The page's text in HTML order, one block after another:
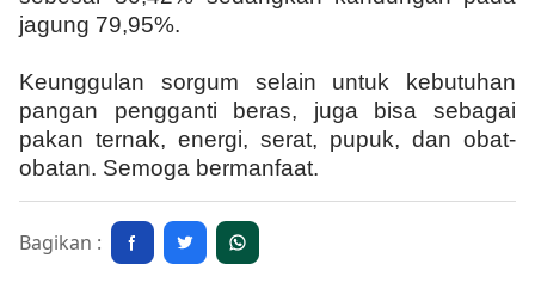
jagung 79,95%.
Keunggulan sorgum selain untuk kebutuhan
pangan pengganti beras, juga bisa sebagai
pakan ternak, energi, serat, pupuk, dan obat-
obatan. Semoga bermanfaat.
Bagikan :